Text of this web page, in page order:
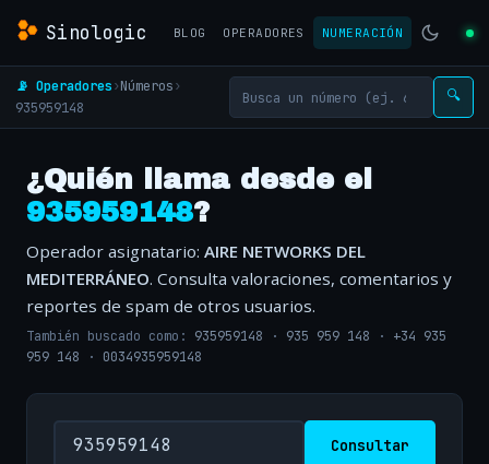
Sinologic BLOG OPERADORES NUMERACIÓN
📡 Operadores›Números›
935959148
🔍
¿Quién llama desde el
935959148?
Operador asignatario: AIRE NETWORKS DEL
MEDITERRÁNEO. Consulta valoraciones, comentarios y
reportes de spam de otros usuarios.
También buscado como: 935959148 · 935 959 148 · +34 935
959 148 · 0034935959148
Consultar